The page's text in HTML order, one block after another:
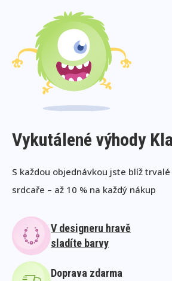
Vykutálené výhody
S každou objednávkou jste blíž
srdcaře – až 10 % na každý nákup
V designeru hravě
sladíte barvy
Doprava zdarma